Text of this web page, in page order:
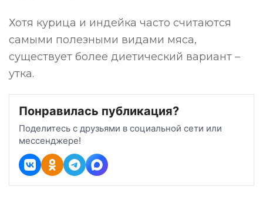
Хотя курица и индейка часто считаются
самыми полезными видами мяса,
существует более диетический вариант –
утка.
Понравилась публикация?
Поделитесь с друзьями в социальной сети или
мессенджере!